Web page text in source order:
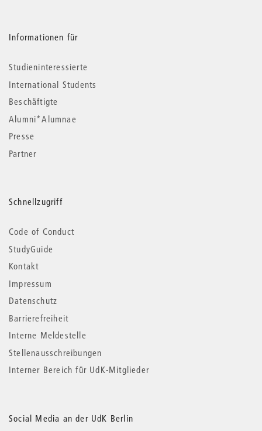
Informationen für
Studieninteressierte
International Students
Beschäftigte
Alumni*Alumnae
Presse
Partner
Schnellzugriff
Code of Conduct
StudyGuide
Kontakt
Impressum
Datenschutz
Barrierefreiheit
Interne Meldestelle
Stellenausschreibungen
Interner Bereich für UdK-Mitglieder
Social Media an der UdK Berlin